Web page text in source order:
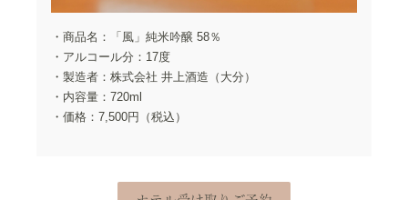
・商品名：「風」純米吟醸 58％
・アルコール分：17度
・製造者：株式会社 井上酒造（大分）
・内容量：720ml
・価格：7,500円（税込）